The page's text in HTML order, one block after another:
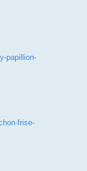
papillion-
frise-